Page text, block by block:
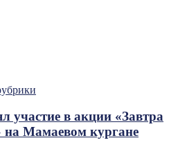
участие в акции «Завтра
Мамаевом кургане